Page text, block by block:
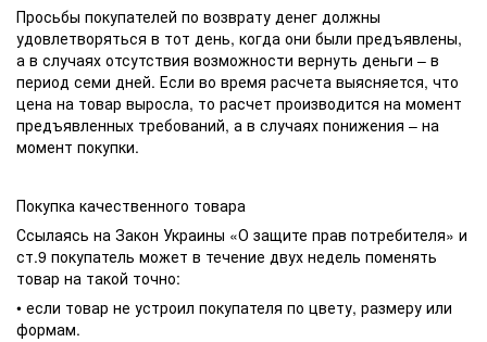
Просьбы покупателей по возврату денег должны
удовлетворяться в тот день, когда они были предъявлены,
а в случаях отсутствия возможности вернуть деньги – в
период семи дней. Если во время расчета выясняется, что
цена на товар выросла, то расчет производится на момент
предъявленных требований, а в случаях понижения – на
момент покупки.
Покупка качественного товара
Ссылаясь на Закон Украины «О защите прав потребителя» и
ст.9 покупатель может в течение двух недель поменять
товар на такой точно:
• если товар не устроил покупателя по цвету, размеру или
формам.